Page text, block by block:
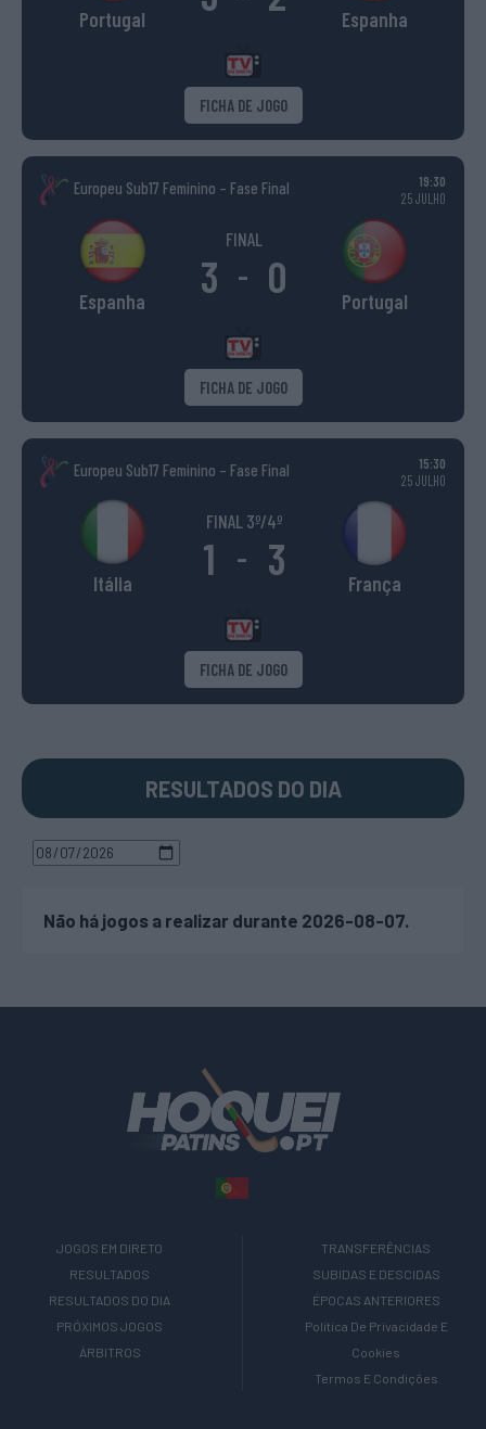
Portugal Espanha
FICHA DE JOGO
Europeu Sub17 Feminino – Fase Final
19:30
25 JULHO
Espanha
FINAL
3 - 0 Portugal
FICHA DE JOGO
Europeu Sub17 Feminino – Fase Final
15:30
25 JULHO
Itália
FINAL 3º/4º
1 - 3 França
FICHA DE JOGO
RESULTADOS DO DIA
Não há jogos a realizar durante 2026-08-07.
JOGOS EM DIRETO
RESULTADOS
RESULTADOS DO DIA
PRÓXIMOS JOGOS
ÁRBITROS
TRANSFERÊNCIAS
SUBIDAS E DESCIDAS
ÉPOCAS ANTERIORES
Política De Privacidade E
Cookies
Termos E Condições